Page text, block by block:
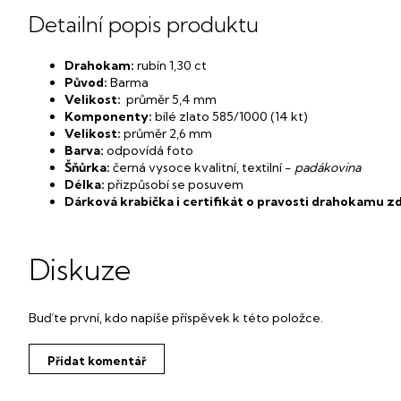
Detailní popis produktu
Drahokam: rubín 1,30 ct
Původ: Barma
Velikost: průměr 5,4 mm
Komponenty: bílé zlato 585/1000 (14 kt)
Velikost: průměr 2,6 mm
Barva: odpovídá foto
Šňůrka: černá vysoce kvalitní, textilní - padákovina
Délka: přizpůsobí se posuvem
Dárková krabička i certifikát o pravosti drahokamu
Diskuze
Buďte první, kdo napíše příspěvek k této položce.
Přidat komentář